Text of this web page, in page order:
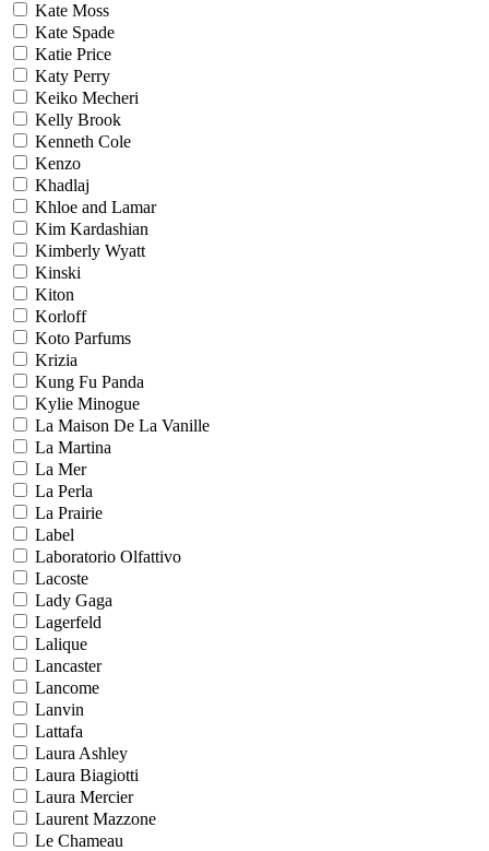
Kate Moss
Kate Spade
Katie Price
Katy Perry
Keiko Mecheri
Kelly Brook
Kenneth Cole
Kenzo
Khadlaj
Khloe and Lamar
Kim Kardashian
Kimberly Wyatt
Kinski
Kiton
Korloff
Koto Parfums
Krizia
Kung Fu Panda
Kylie Minogue
La Maison De La Vanille
La Martina
La Mer
La Perla
La Prairie
Label
Laboratorio Olfattivo
Lacoste
Lady Gaga
Lagerfeld
Lalique
Lancaster
Lancome
Lanvin
Lattafa
Laura Ashley
Laura Biagiotti
Laura Mercier
Laurent Mazzone
Le Chameau